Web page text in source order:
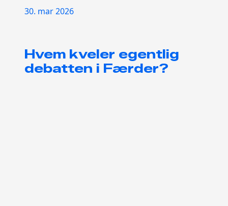
30. mar 2026
Hvem kveler egentlig
debatten i Færder?